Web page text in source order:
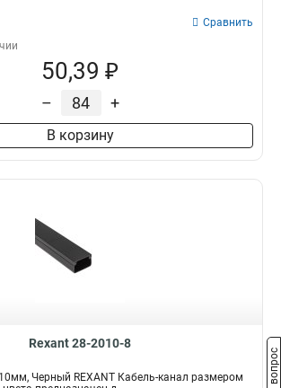
Сравнить
50,39 ₽
– +
В корзину
Rexant 28-2010-8
Черный REXANT Кабель-канал размером